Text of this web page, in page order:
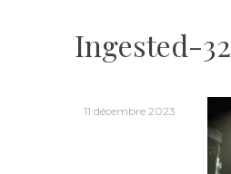
Ingested-32
11 décembre 2023